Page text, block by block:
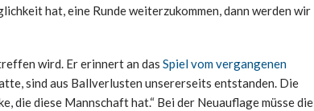
hat, eine Runde weiterzukommen, dann werden wir
wird. Er erinnert an das Spiel vom vergangenen
sind aus Ballverlusten unsererseits entstanden. Die
die diese Mannschaft hat.“ Bei der Neuauflage müsse die